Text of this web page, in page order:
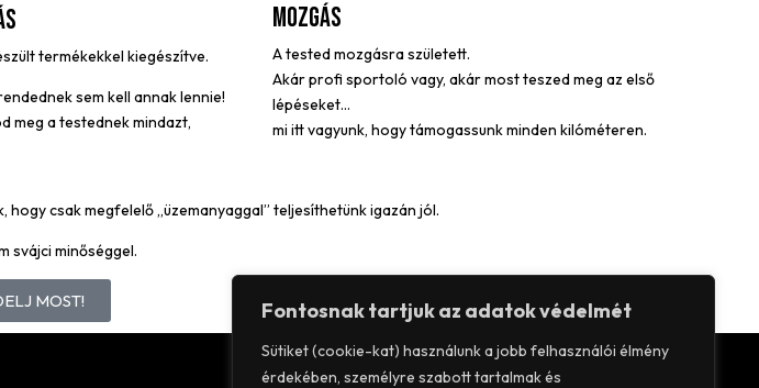
Fontosnak tartjuk az adatok védelmét
Sütiket (cookie-kat) használunk a jobb felhasználói élmény
érdekében, személyre szabott tartalmak és
termékekkel kiegészítve.
sem kell annak lennie!
meg a testednek mindazt,
MOZGÁS
A tested mozgásra született.
Akár profi sportoló vagy, akár most teszed meg az első
lépéseket…
mi itt vagyunk, hogy támogassunk minden kilóméteren.
csak megfelelő „üzemanyaggal” teljesíthetünk igazán jól.
svájci minőséggel.
MOST!